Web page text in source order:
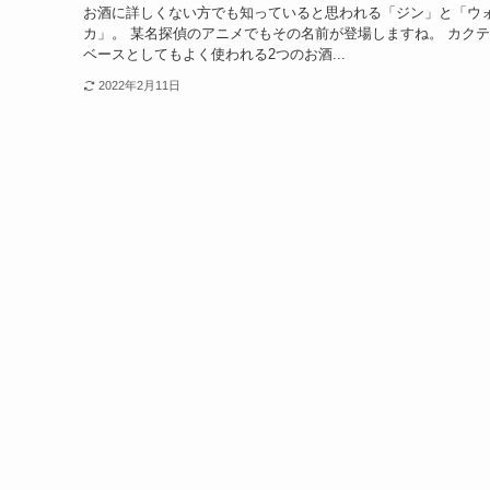
お酒に詳しくない方でも知っていると思われる「ジン」と「ウ
カ」。 某名探偵のアニメでもその名前が登場しますね。 カク
ベースとしてもよく使われる2つのお酒...
2022年2月11日